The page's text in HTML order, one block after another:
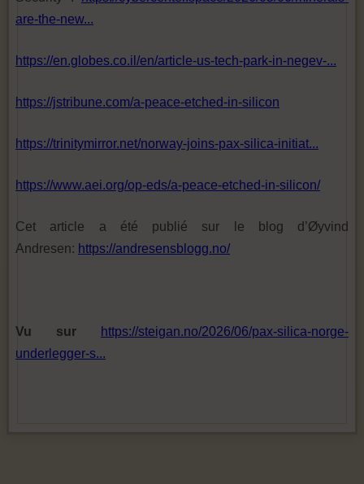
are-the-new...
https://en.globes.co.il/en/article-us-tech-park-in-negev-...
https://jstribune.com/a-peace-etched-in-silicon
https://trinitymirror.net/norway-joins-pax-silica-initiat...
https://www.aei.org/op-eds/a-peace-etched-in-silicon/
Cet article a été publié sur le blog d’Øyvind
Andresen: https://andresensblogg.no/
Vu sur
https://steigan.no/2026/06/pax-silica-norge-
underlegger-s...